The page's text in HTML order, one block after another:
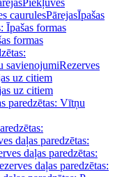
Piekļuves
caurulesPārejasĪpašas
Īpašas formas
formas
savienojumiRezerves
uz citiem
uz citiem
paredzētas: Vītņu
daļas paredzētas:
daļas paredzētas:
daļas paredzētas: